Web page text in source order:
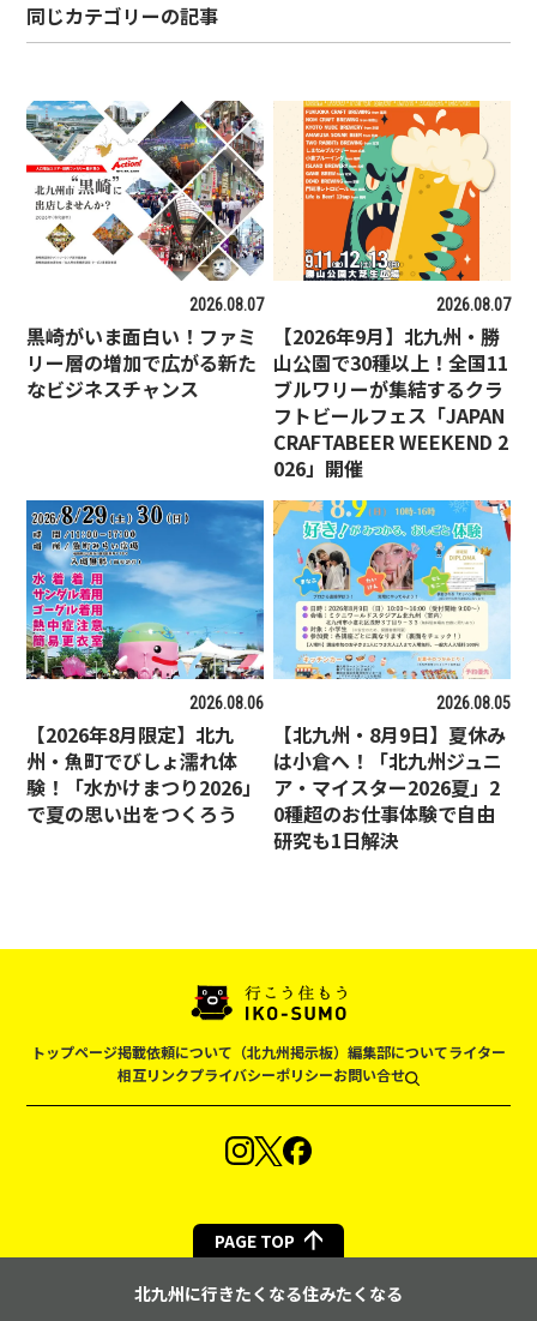
同じカテゴリーの記事
2026.08.07
黒崎がいま面白い！ファミ
リー層の増加で広がる新た
なビジネスチャンス
2026.08.07
【2026年9月】北九州・勝
山公園で30種以上！全国11
ブルワリーが集結するクラ
フトビールフェス「JAPAN
CRAFTABEER WEEKEND 2
026」開催
2026.08.06
【2026年8月限定】北九
州・魚町でびしょ濡れ体
験！「水かけまつり2026」
で夏の思い出をつくろう
2026.08.05
【北九州・8月9日】夏休み
は小倉へ！「北九州ジュニ
ア・マイスター2026夏」2
0種超のお仕事体験で自由
研究も1日解決
トップページ掲載依頼について（北九州掲示板） 編集部についてライター
相互リンクプライバシーポリシーお問い合せ
PAGE TOP
北九州に行きたくなる住みたくなる